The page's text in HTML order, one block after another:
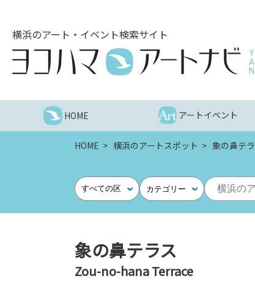
ー
横浜のアート・イベント検索サイト
HOME アートイベント
HOME 横浜のアートスポット 象の鼻テ
すべての区 カテゴリー
象の鼻テラス
Zou-no-hana Terrace